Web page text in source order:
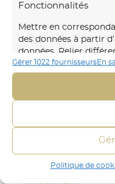
Fonctionnalités
Mettre en
des données à partir
données, Relier
Identifier les appareils
informations
demandées
Gérer 1022 fournisseursEn
Politique de
Notremaison d’art
murs avec des
uniques et immersifs.
STÉPHANIE FERANDEZ
FRESQUE